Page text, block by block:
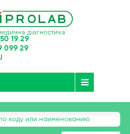
19 29
099 29